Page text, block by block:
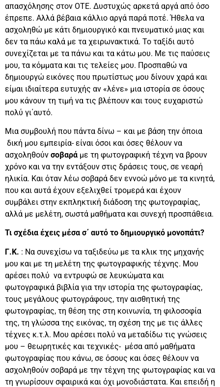
απασχόλησης στον ΟΤΕ. Δυστυχώς αρκετά αργά από όσο
έπρεπε. Αλλά βέβαια κάλλιο αργά παρά ποτέ. Ήθελα να
ασχοληθώ με κάτι δημιουργικό και πνευματικό μιας και
δεν τα πάω καλά με τα χειρωνακτικά. Το ταξίδι αυτό
συνεχίζεται με τα πάνω και τα κάτω μου. Με τις παύσεις
μου, τα κόμματα και τις τελείες μου. Προσπαθώ να
δημιουργώ εικόνες που πρωτίστως μου δίνουν χαρά και
είμαι ιδιαίτερα ευτυχής αν «λένε» μια ιστορία σε όσους
μου κάνουν τη τιμή να τις βλέπουν και τους ευχαριστώ
πολύ γι΄αυτό.
Μια συμβουλή που πάντα δίνω – και με βάση την όποια
δική μου εμπειρία- είναι όσοι και όσες θέλουν να
ασχοληθούν σοβαρά με τη φωτογραφική τέχνη να βρουν
χρόνο και να την εντάξουν στις δράσεις τους, σε νεαρή
ηλικία. Και όταν λέω σοβαρά δεν εννοώ μόνο με τα κινητά,
που και αυτά έχουν εξελιχθεί τρομερά και έχουν
συμβάλει στην εκπληκτική διάδοση της φωτογραφίας,
αλλά με μελέτη, σωστά μαθήματα και συνεχή προσπάθεια.
Τι σχέδια έχεις μέσα σ΄ αυτό το δημιουργικό μονοπάτι?
Γ.Κ. : Να συνεχίσω να ταξιδεύω με τα κλικ της μηχανής
μου και με τη μελέτη της φωτογραφικής τέχνης. Μου
αρέσει πολύ να εντρυφώ σε λευκώματα και
φωτογραφικά βιβλία για την ιστορία της φωτογραφίας,
τους μεγάλους φωτογράφους, την αισθητική της
φωτογραφίας, τη θέση της στη κοινωνία, τη φιλοσοφία
της, τη γλώσσα της εικόνας, τη σχέση της με τις άλλες
τέχνες κ.τ.λ. Μου αρέσει πολύ να μεταδίδω τις γνώσεις
μου – θεωρητικές και τεχνικές- μέσα από μαθήματα
φωτογραφίας που κάνω, σε όσους και όσες θέλουν να
ασχοληθούν σοβαρά με την τέχνη της φωτογραφίας και να
τη γνωρίσουν σφαιρικά και όχι μονοδιάστατα. Και επειδή η